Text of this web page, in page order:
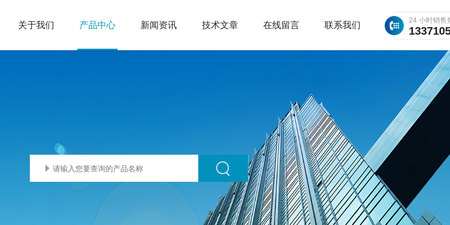
24 小时销售
关于我们 产品中心 新闻资讯 技术文章 在线留言 联系我们